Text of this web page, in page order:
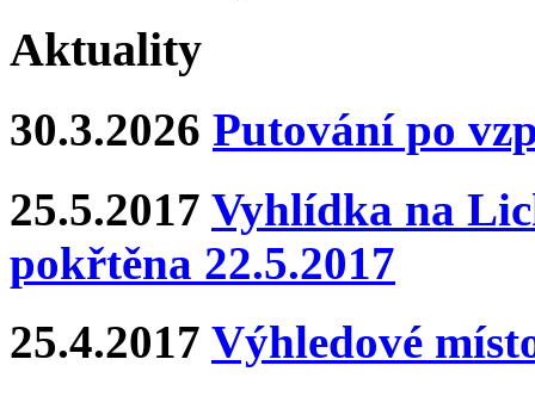
Aktuality
30.3.2026 Putování po
25.5.2017 Vyhlídka na
pokřtěna 22.5.2017
25.4.2017 Výhledové